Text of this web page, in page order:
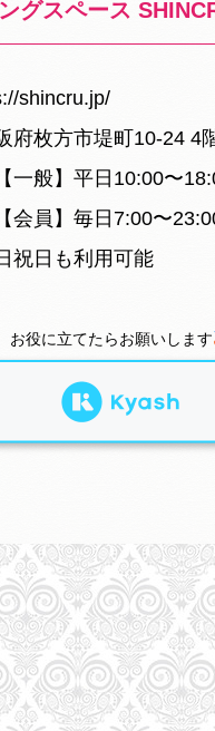
グスペース
shincru.jp/
府枚方市堤町10-24 4
一般】平日10:00〜
毎日7:00〜
祝日も利用可能
お役に立てたらお願いします